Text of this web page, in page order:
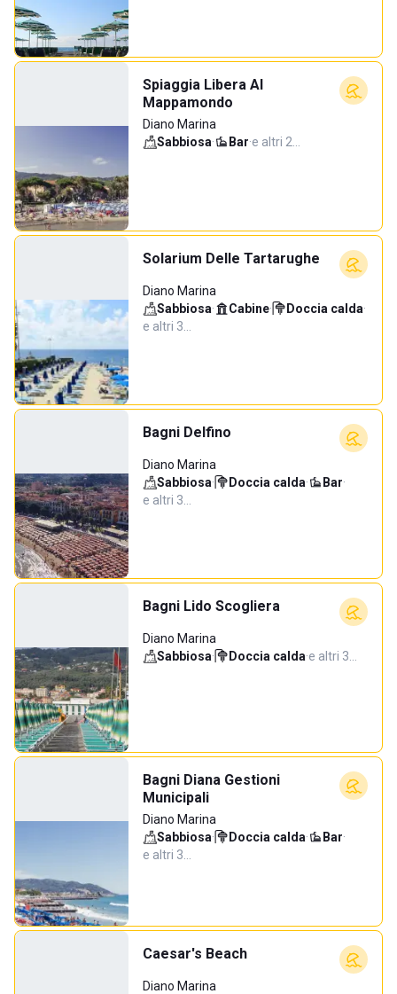
Spiaggia Libera Al
Mappamondo
Diano Marina
Sabbiosa· Bar·e altri 2…
Solarium Delle Tartarughe
Diano Marina
Sabbiosa· Cabine· Doccia calda·
e altri 3…
Bagni Delfino
Diano Marina
Sabbiosa· Doccia calda· Bar·
e altri 3…
Bagni Lido Scogliera
Diano Marina
Sabbiosa· Doccia calda·e altri 3…
Bagni Diana Gestioni
Municipali
Diano Marina
Sabbiosa· Doccia calda· Bar·
e altri 3…
Caesar's Beach
Diano Marina